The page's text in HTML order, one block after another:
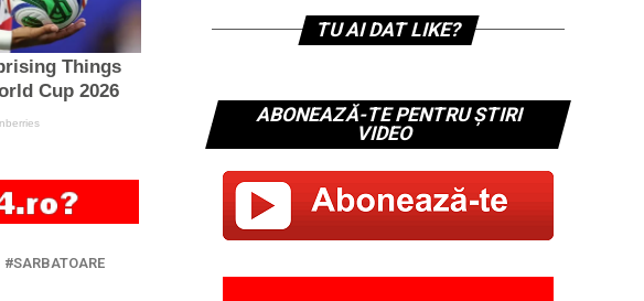
SARBATOARE
TU AI DAT LIKE?
ABONEAZĂ-TE PENTRU ȘTIRI
VIDEO